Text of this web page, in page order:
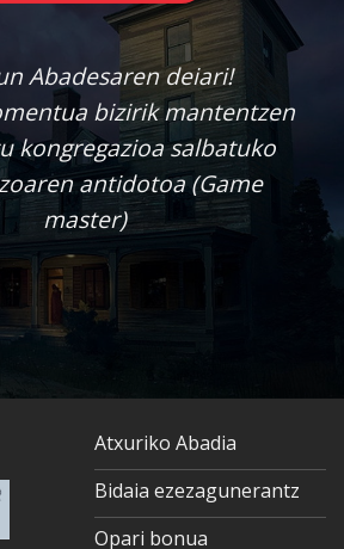
Abadesaren deiari!
bizirik mantentzen
kongregazioa salbatuko
antidotoa (Game
master)
Atxuriko Abadia
Bidaia ezezagunerantz
Opari bonua